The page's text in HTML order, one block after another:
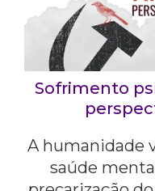
Sofrimento
A humanidade
saúde